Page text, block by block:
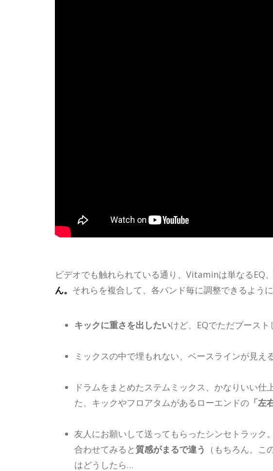
ビデオでも触れられている通り、Vitaminは単なるEQ
ん。 それらを複合して、各バンド毎に調整できるよう
キックに重さを出したいけど、EQでただブース
ミックスの中で埋もれない、ベースラインが見え
ドラムをまとめたステムミックス、かなりいい
た、キックやフロアタムがあるローエンドの 「左
友人にお願いして送ってもらったシンセトラック
合わせてみると質感がまるで違う
（もちろん、
はどうしたら…